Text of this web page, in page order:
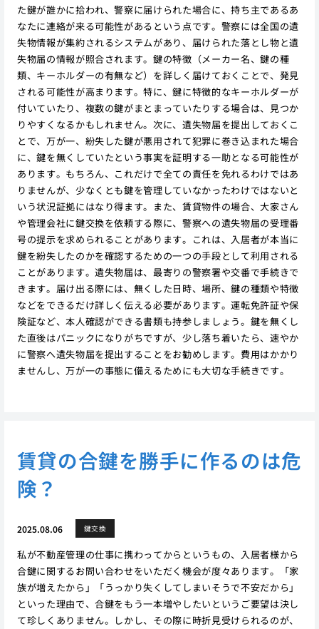
た鍵が誰かに拾われ、警察に届けられた場合に、持ち主であるあ
なたに連絡が来る可能性があるという点です。警察には全国の遺
失物情報が集約されるシステムがあり、届けられた落とし物と遺
失物届の情報が照合されます。鍵の特徴（メーカー名、鍵の種
類、キーホルダーの有無など）を詳しく届けておくことで、発見
される可能性が高まります。特に、鍵に特徴的なキーホルダーが
付いていたり、複数の鍵がまとまっていたりする場合は、見つか
りやすくなるかもしれません。次に、遺失物届を提出しておくこ
とで、万が一、紛失した鍵が悪用されて犯罪に巻き込まれた場合
に、鍵を無くしていたという事実を証明する一助となる可能性が
あります。もちろん、これだけで全ての責任を免れるわけではあ
りませんが、少なくとも鍵を管理していなかったわけではないと
いう状況証拠にはなり得ます。また、賃貸物件の場合、大家さん
や管理会社に鍵交換を依頼する際に、警察への遺失物届の受理番
号の提示を求められることがあります。これは、入居者が本当に
鍵を紛失したのかを確認するための一つの手段として利用される
ことがあります。遺失物届は、最寄りの警察署や交番で手続きで
きます。届け出る際には、無くした日時、場所、鍵の種類や特徴
などをできるだけ詳しく伝える必要があります。運転免許証や保
険証など、本人確認ができる書類も持参しましょう。鍵を無くし
た直後はパニックになりがちですが、少し落ち着いたら、速やか
に警察へ遺失物届を提出することをお勧めします。費用はかかり
ませんし、万が一の事態に備えるためにも大切な手続きです。
賃貸の合鍵を勝手に作るのは危
険？
2025.08.06 鍵交換
私が不動産管理の仕事に携わってからというもの、入居者様から
合鍵に関するお問い合わせをいただく機会が度々あります。「家
族が増えたから」「うっかり失くしてしまいそうで不安だから」
といった理由で、合鍵をもう一本増やしたいというご要望は決し
て珍しくありません。しかし、その際に時折見受けられるのが、